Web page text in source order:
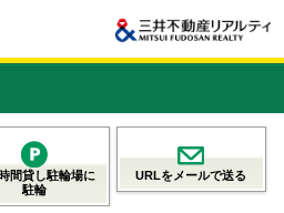
間貸し駐輪場に
駐輪
URLをメールで送る